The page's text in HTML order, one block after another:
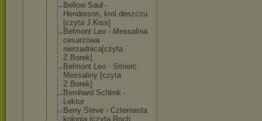
Bellow Saul -
Henderson, krol deszczu
[czyta J.Kiss]
Belmont Leo - Messalina
cesarzowa
nierzadnica[czyta
Z.Borek]
Belmont Leo - Smierc
Messaliny [czyta
Z.Borek]
Bernhard Schlink -
Lektor
Berry Steve - Czternasta
kolonia (czyta Roch